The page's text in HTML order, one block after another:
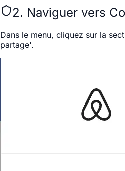
2. Naviguer vers
Dans le menu, cliquez sur la
partage'.